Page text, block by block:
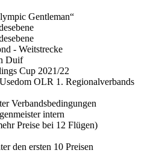
Gentleman“
- Weitstrecke
Duif
Cup 2021/22
OLR 1. Regionalverbands
Verbandsbedingungen
intern
Preise bei 12 Flügen)
den ersten 10 Preisen